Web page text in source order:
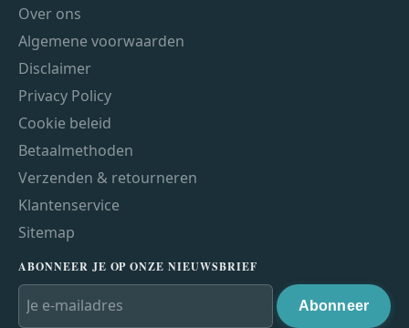
Over ons
Algemene voorwaarden
Disclaimer
Privacy Policy
Cookie beleid
Betaalmethoden
Verzenden & retourneren
Klantenservice
Sitemap
ABONNEER JE OP ONZE NIEUWSBRIEF
Abonneer